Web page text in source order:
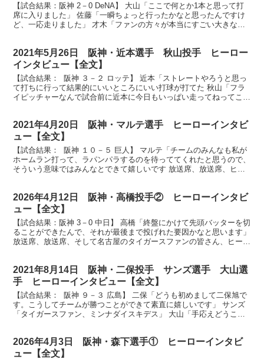
【試合結果：阪神 2－0 DeNA】 大山「ここで何とか1本と思って打
席に入りました」 佐藤「一瞬ちょっと行ったかなと思ったんですけ
ど、一応走りました」 才木「ファンの方々が本当にすごい大きな声
2021年5月26日 阪神・近本選手 秋山投手 ヒーロー
インタビュー【全文】
【試合結果： 阪神 ３－２ ロッテ】 近本「ストレートやろうと思っ
て打ちに行って結果的にいいところにいい打球が打てた 秋山「フラ
イピッチャーなんで試合前に近本に今日もいっぱい走ってねってこと
2021年4月20日 阪神・マルテ選手 ヒーローインタビ
ュー【全文】
【試合結果： 阪神 １０－５ 巨人】 マルテ「チームのみんなも私が
ホームラン打って、ラパンパラするのを待っててくれたと思うので、
そういう意味ではみんなとできて嬉しいです 放送席、放送席、ヒー
2026年4月12日 阪神・高橋投手② ヒーローインタビ
ュー【全文】
【試合結果：阪神 3－0 中日】 高橋「終盤にかけて先頭バッターを切
ることができたんで、それが最後まで投げれた要因かなと思います」
放送席、放送席、そして名古屋のタイガースファンの皆さん、ヒーロ
2021年8月14日 阪神・二保投手 サンズ選手 大山選
手 ヒーローインタビュー【全文】
【試合結果： 阪神 ９－３ 広島】 二保「どうも初めまして二保旭で
す。こうしてチームが勝つことができて素直に嬉しいです」 サンズ
「タイガースファン、ミンナダイスキデス」 大山「手応えどうこう
2026年4月3日 阪神・森下選手① ヒーローインタビ
ュー【全文】